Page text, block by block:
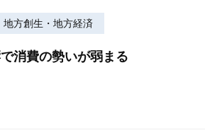
地方創生・地方経済
消費の勢いが弱まる